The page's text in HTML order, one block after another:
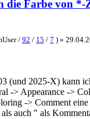
die Farbe von *-
/ 92 / 15 / 7 ) »
(und 2025-X) kann
-> Appearance ->
-> Comment eine
auch " als